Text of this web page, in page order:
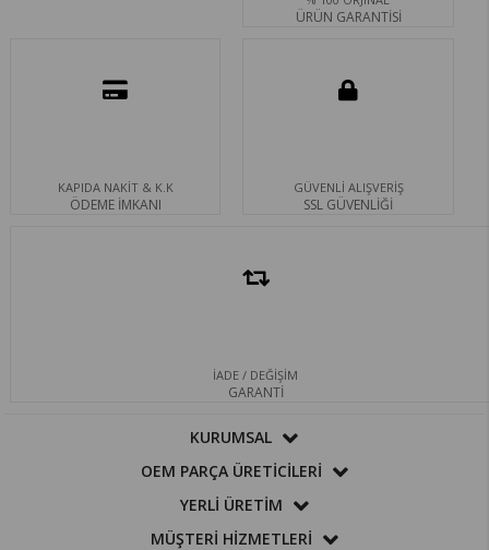
ÜRÜN GARANTİSİ
KAPIDA NAKİT & K.K
ÖDEME İMKANI
GÜVENLİ ALIŞVERİŞ
SSL GÜVENLİĞİ
İADE / DEĞİŞİM
GARANTİ
KURUMSAL
OEM PARÇA ÜRETİCİLERİ
YERLİ ÜRETİM
MÜŞTERİ HİZMETLERİ